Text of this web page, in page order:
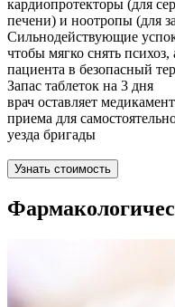
кардиопротекторы (для
печени) и ноотропы (для
Сильнодействующие
чтобы мягко снять
пациента в безопасный
Запас таблеток на 3 дня
врач оставляет
приема для
уезда бригады
Узнать стоимость